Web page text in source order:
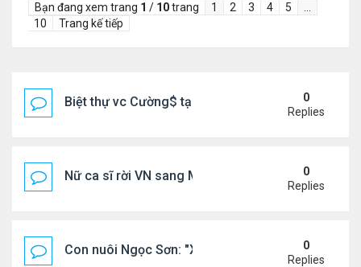
Bạn đang xem trang 1 / 10trang 1 2 3 4 5
10
Trang kế tiếp
Biệt thự vc Cường$ tại Lạng Sơn
0
Replies
Nữ ca sĩ rời VN sang Mỹ nói thẳng: "Tôi thấy
0
Replies
Con nuôi Ngọc Sơn: "Xã hội này cần những bài
0
Replies